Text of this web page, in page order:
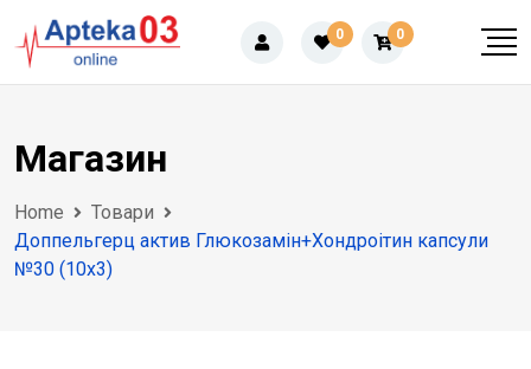
to
content
0 0
Магазин
Home
Товари
Доппельгерц актив Глюкозамін+Хондроітин капсули
№30 (10х3)